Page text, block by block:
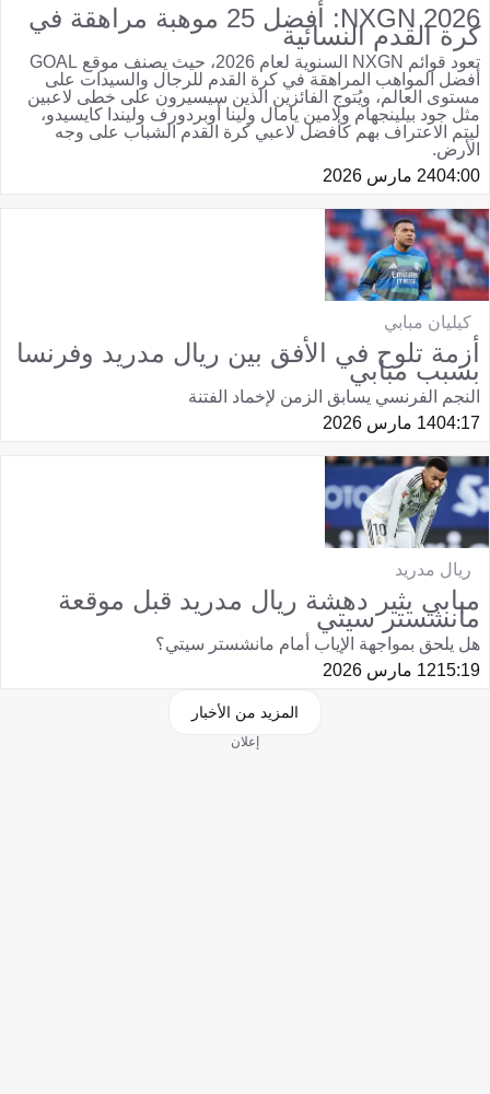
NXGN 2026: أفضل 25 موهبة مراهقة في
كرة القدم النسائية
تعود قوائم NXGN السنوية لعام 2026، حيث يصنف موقع GOAL
أفضل المواهب المراهقة في كرة القدم للرجال والسيدات على
مستوى العالم، ويُتوج الفائزين الذين سيسيرون على خطى لاعبين
مثل جود بيلينجهام ولامين يامال ولينا أوبردورف وليندا كايسيدو،
ليتم الاعتراف بهم كأفضل لاعبي كرة القدم الشباب على وجه
الأرض.
04:0024 مارس 2026
كيليان مبابي
أزمة تلوح في الأفق بين ريال مدريد وفرنسا
بسبب مبابي
النجم الفرنسي يسابق الزمن لإخماد الفتنة
04:1714 مارس 2026
ريال مدريد
مبابي يثير دهشة ريال مدريد قبل موقعة
مانشستر سيتي
هل يلحق بمواجهة الإياب أمام مانشستر سيتي؟
15:1912 مارس 2026
المزيد من الأخبار
إعلان